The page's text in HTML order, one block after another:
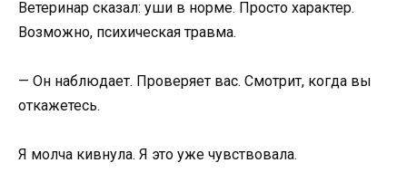
Ветеринар сказал: уши в норме. Просто характер.
Возможно, психическая травма.
— Он наблюдает. Проверяет вас. Смотрит, когда вы
откажетесь.
Я молча кивнула. Я это уже чувствовала.